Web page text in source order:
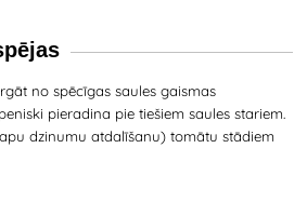
no spēcīgas saules gaismas
pieradina pie tiešiem saules stariem.
dzinumu atdalīšanu) tomātu stādiem